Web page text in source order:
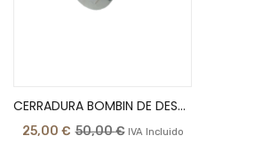
CERRADURA BOMBIN DE DESBLOQUEO
25,00 € 50,00€ IVA Incluido